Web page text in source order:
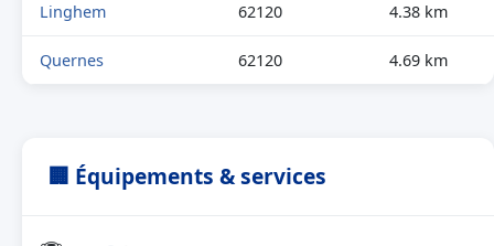
Linghem 62120 4.38 km
Quernes 62120 4.69 km
🏢 Équipements & services